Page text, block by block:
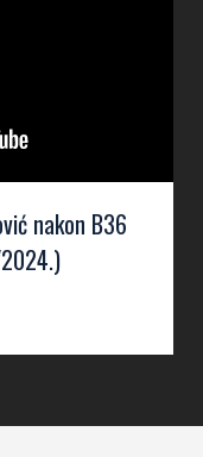
nakon B36